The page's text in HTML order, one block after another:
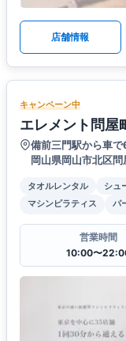
店舗情報
キャンペーン中
エレメント問屋
備前三門駅から車
岡山県岡山市北区
タオルレンタル シュ
マシンピラティス
パ
営業時間
10:00〜